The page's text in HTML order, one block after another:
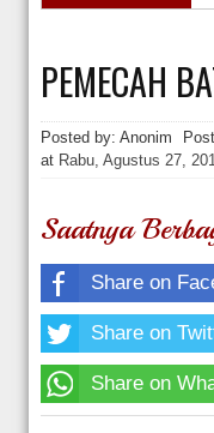
KPK Periksa Mantan
Hakim Kabulkan
PEMECAH
Posted by: Anonim
at Rabu, Agustus 27,
Saatnya
Share on
Share on
Share on